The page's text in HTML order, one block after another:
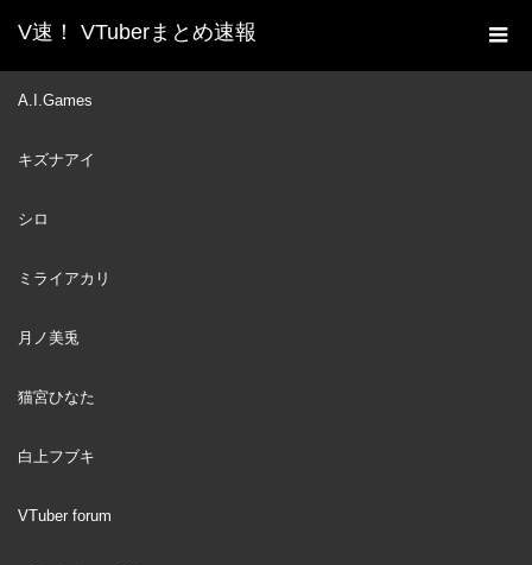
V速！ VTuberまとめ速報
A.I.Games
キズナアイ
シロ
ミライアカリ
月ノ美兎
猫宮ひなた
白上フブキ
VTuber forum
ホーム
新着動画一覧
ブ/兎田ぺこら/潤羽るしあ】
JUN